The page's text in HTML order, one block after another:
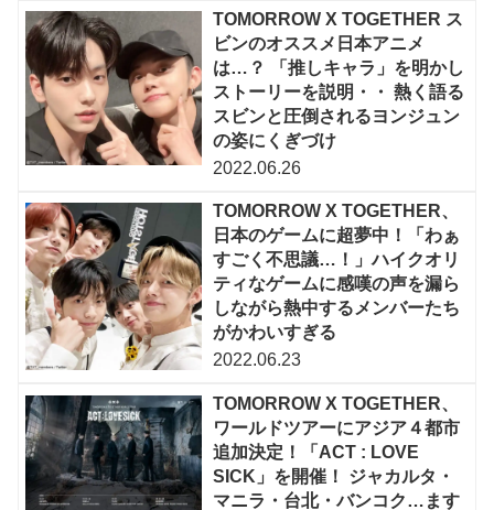
TOMORROW X TOGETHER ス
ビンのオススメ日本アニメ
は…？ 「推しキャラ」を明かし
ストーリーを説明・・ 熱く語る
スビンと圧倒されるヨンジュン
の姿にくぎづけ
2022.06.26
TOMORROW X TOGETHER、
日本のゲームに超夢中！「わぁ
すごく不思議…！」ハイクオリ
ティなゲームに感嘆の声を漏ら
しながら熱中するメンバーたち
がかわいすぎる
2022.06.23
TOMORROW X TOGETHER、
ワールドツアーにアジア４都市
追加決定！「ACT : LOVE
SICK」を開催！ ジャカルタ・
マニラ・台北・バンコク…ます